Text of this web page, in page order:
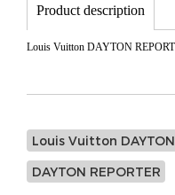
Product description
Louis Vuitton DAYTON
Louis Vuitton DAYTON
DAYTON REPORTER